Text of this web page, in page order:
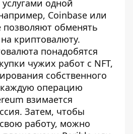
одной
Coinbase или
обменять
криптовалюту.
понадобятся
чужих работ с NFT,
собственного
операцию
взимается
Затем, чтобы
работу, можно